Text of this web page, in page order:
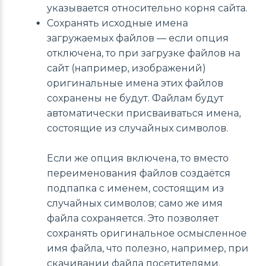
указывается относительно корня сайта.
Сохранять исходные имена
загружаемых файлов — если опция
отключена, то при загрузке файлов на
сайт (например, изображений)
оригинальные имена этих файлов
сохранены не будут. Файлам будут
автоматически присваиваться имена,
состоящие из случайных символов.
Если же опция включена, то вместо
переименования файлов создаётся
подпапка с именем, состоящим из
случайных символов; само же имя
файла сохраняется. Это позволяет
сохранять оригинальное осмысленное
имя файла, что полезно, например, при
скачивании файла посетителями.